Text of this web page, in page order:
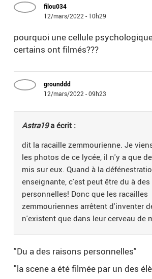
filou034
12/mars/2022 - 10h29
pourquoi une cellule
certains ont filmés???
grounddd
12/mars/2022 - 09h23
Astra19a écrit :
dit la racaille zemmourienne. Je
les photos de ce lycée, il n'y a que
mis sur eux. Quand à la
enseignante, c'est peut être du à
personnelles! Donc que les racailles
zemmouriennes arrêtent d'inventer
n'existent que dans leur cerveau de
"Du a des raisons personnelles"
"la scene a été filmée par un des